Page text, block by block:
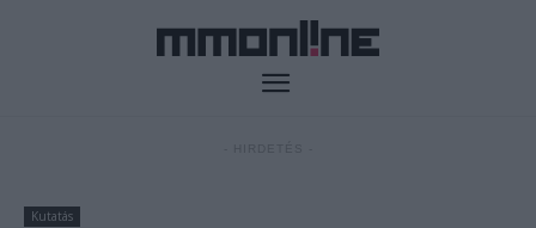
Kutatás